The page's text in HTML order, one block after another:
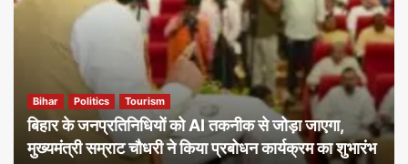
Bihar Politics Tourism
बिहार के जनप्रतिनिधियों को AI तकनीक से जोड़ा जाएगा,
मुख्यमंत्री सम्राट चौधरी ने किया प्रबोधन कार्यक्रम का शुभारंभ